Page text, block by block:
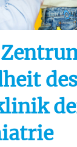
erteilte
sich
und daher